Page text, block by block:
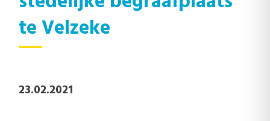
te Velzeke
23.02.2021